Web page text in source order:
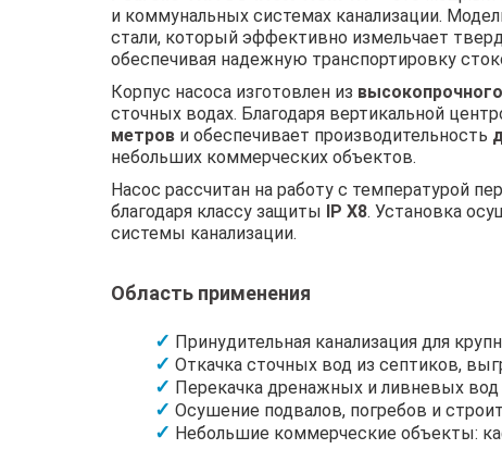
и коммунальных системах канализации.
стали, который эффективно измельчает
обеспечивая надежную транспортировку
Корпус насоса изготовлен из
сточных водах. Благодаря вертикальной
метров и обеспечивает производительность
небольших коммерческих объектов.
Насос рассчитан на работу с температурой
благодаря классу защиты IP X8. Установка
системы канализации.
Область применения
Принудительная канализация для
Откачка сточных вод из септиков,
Перекачка дренажных и ливневых
Осушение подвалов, погребов и
Небольшие коммерческие объекты: